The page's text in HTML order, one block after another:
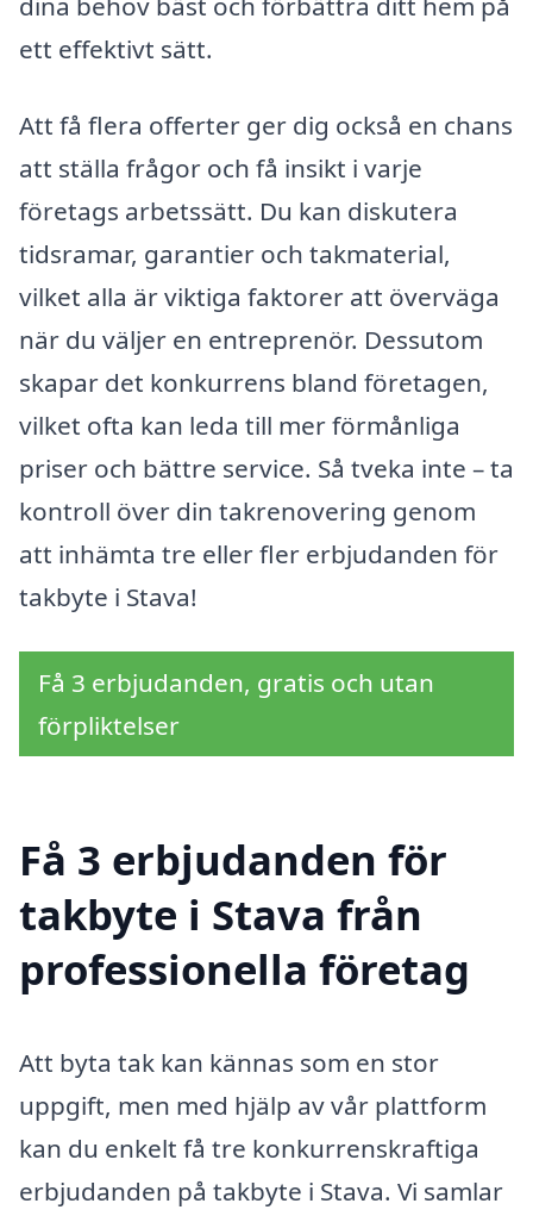
ett effektivt sätt.
Att få flera offerter ger dig också en chans
att ställa frågor och få insikt i varje
företags arbetssätt. Du kan diskutera
tidsramar, garantier och takmaterial,
vilket alla är viktiga faktorer att överväga
när du väljer en entreprenör. Dessutom
skapar det konkurrens bland företagen,
vilket ofta kan leda till mer förmånliga
priser och bättre service. Så tveka inte – ta
kontroll över din takrenovering genom
att inhämta tre eller fler erbjudanden för
takbyte i Stava!
Få 3 erbjudanden, gratis och utan
förpliktelser
Få 3 erbjudanden för
takbyte i Stava från
professionella företag
Att byta tak kan kännas som en stor
uppgift, men med hjälp av vår plattform
kan du enkelt få tre konkurrenskraftiga
erbjudanden på takbyte i Stava. Vi samlar